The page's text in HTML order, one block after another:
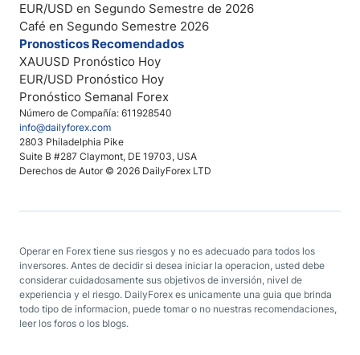
Número de Compañía: 611928540
info@dailyforex.com
2803 Philadelphia Pike
Suite B #287 Claymont, DE 19703, USA
Derechos de Autor © 2026 DailyForex LTD
EUR/USD en Segundo Semestre de 2026
Café en Segundo Semestre 2026
Pronosticos Recomendados
XAUUSD Pronóstico Hoy
EUR/USD Pronóstico Hoy
Pronóstico Semanal Forex
Operar en Forex tiene sus riesgos y no es adecuado para todos los
inversores. Antes de decidir si desea iniciar la operacion, usted debe
considerar cuidadosamente sus objetivos de inversión, nivel de
experiencia y el riesgo. DailyForex es unicamente una guia que brinda
todo tipo de informacion, puede tomar o no nuestras recomendaciones,
leer los foros o los blogs.